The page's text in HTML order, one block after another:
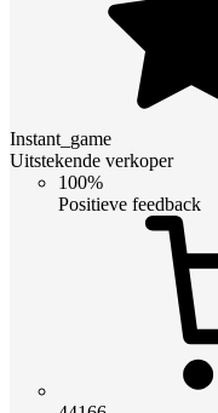
Instant_game
Uitstekende verkoper
100%
Positieve feedback